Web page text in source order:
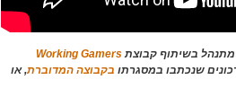
Working Gamers
שנכתבו במסגרתו בקבוצה המדוברת, או